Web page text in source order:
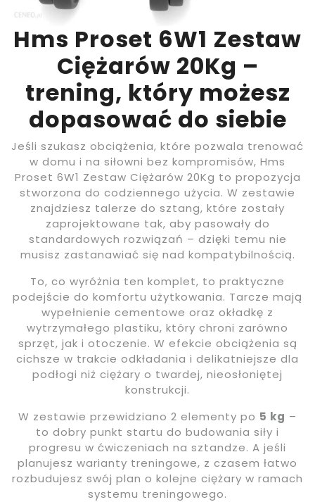
Hms Proset 6W1 Zestaw
Ciężarów 20Kg –
trening, który możesz
dopasować do siebie
Jeśli szukasz obciążenia, które pozwala trenować
w domu i na siłowni bez kompromisów, Hms
Proset 6W1 Zestaw Ciężarów 20Kg to propozycja
stworzona do codziennego użycia. W zestawie
znajdziesz talerze do sztang, które zostały
zaprojektowane tak, aby pasowały do
standardowych rozwiązań – dzięki temu nie
musisz zastanawiać się nad kompatybilnością.
To, co wyróżnia ten komplet, to praktyczne
podejście do komfortu użytkowania. Tarcze mają
wypełnienie cementowe oraz okładkę z
wytrzymałego plastiku, który chroni zarówno
sprzęt, jak i otoczenie. W efekcie obciążenia są
cichsze w trakcie odkładania i delikatniejsze dla
podłogi niż ciężary o twardej, nieosłoniętej
konstrukcji.
W zestawie przewidziano 2 elementy po 5 kg –
to dobry punkt startu do budowania siły i
progresu w ćwiczeniach na sztandze. A jeśli
planujesz warianty treningowe, z czasem łatwo
rozbudujesz swój plan o kolejne ciężary w ramach
systemu treningowego.